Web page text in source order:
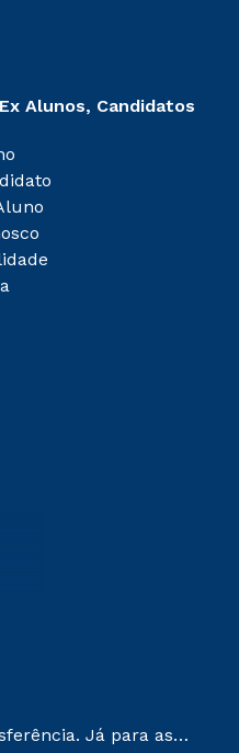
Alunos, Candidatos
Já para as